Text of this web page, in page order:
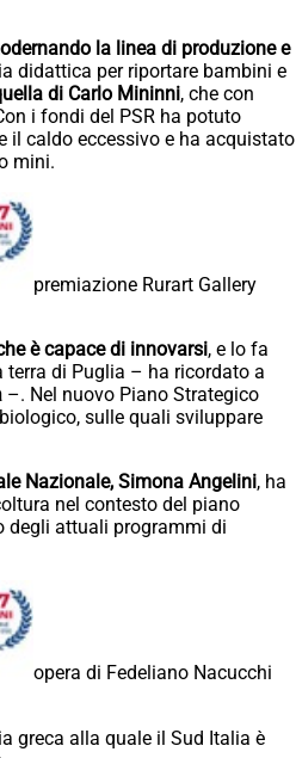
la linea di produzione e
didattica per riportare bambini e
di Carlo Mininni, che con
i fondi del PSR ha potuto
il caldo eccessivo e ha acquistato
mini.
premiazione Rurart Gallery
è capace di innovarsi, e lo fa
di Puglia – ha ricordato a
–. Nel nuovo Piano Strategico
sulle quali sviluppare
Nazionale, Simona Angelini, ha
nel contesto del piano
degli attuali programmi di
opera di Fedeliano Nacucchi
greca alla quale il Sud Italia è